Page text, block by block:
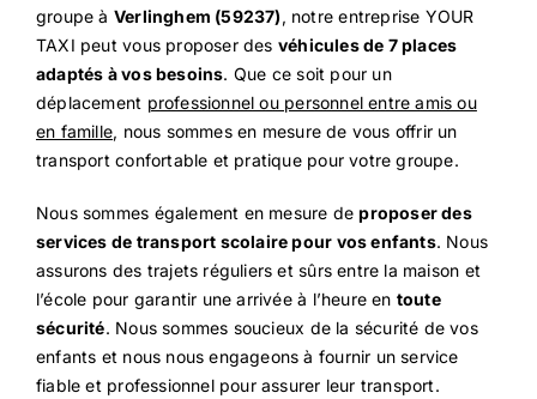
groupe à Verlinghem (59237), notre entreprise YOUR
TAXI peut vous proposer des véhicules de 7 places
adaptés à vos besoins. Que ce soit pour un
déplacement professionnel ou personnel entre amis ou
en famille, nous sommes en mesure de vous offrir un
transport confortable et pratique pour votre groupe.
Nous sommes également en mesure deproposer des
services de transport scolaire pour vos enfants. Nous
assurons des trajets réguliers et sûrs entre la maison et
l’école pour garantir une arrivée à l’heure en toute
sécurité. Nous sommes soucieux de la sécurité de vos
enfants et nous nous engageons à fournir un service
fiable et professionnel pour assurer leur transport.